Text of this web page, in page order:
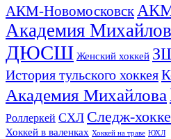
АКМ-Новомосковск
Академия
ДЮСШ Женский хоккей
История тульского хоккея
Академия Михайлова
Роллеркей СХЛ Следж-
Хоккей в валенках Хоккей на траве ЮХЛ